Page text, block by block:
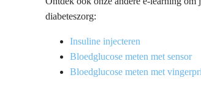
diabeteszorg:
Insuline injecteren
Bloedglucose meten met sensor
Bloedglucose meten met